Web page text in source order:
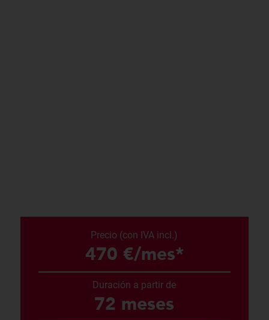
Precio (con IVA incl.)
470 €/mes*
Duración a partir de
72 meses